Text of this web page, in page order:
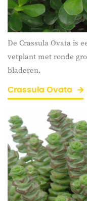
De Crassula Ovata is
vetplant met ronde
bladeren.
Crassula Ovata